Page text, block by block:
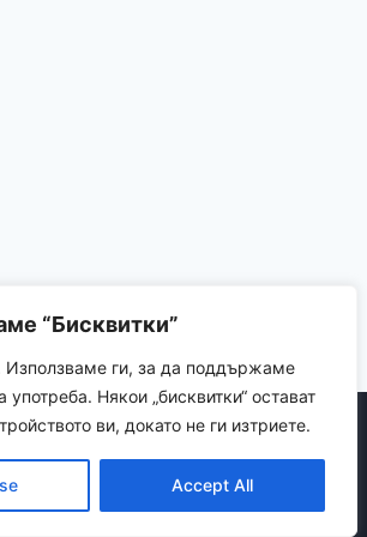
“Бисквитки”
Използваме ги, за да поддържаме
употреба. Някои „бисквитки“ остават
ви, докато не ги изтриете.
Accept All
ViRuS adventures